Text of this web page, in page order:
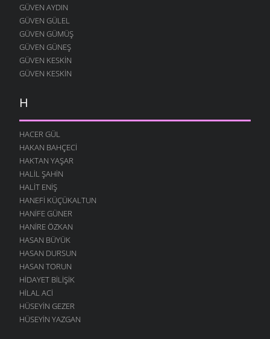
GÜVEN AYDIN
GÜVEN GÜLEL
GÜVEN GÜMÜŞ
GÜVEN GÜNEŞ
GÜVEN KESKIN
GÜVEN KESKIN
H
HACER GÜL
HAKAN BAHÇECI
HAKTAN YAŞAR
HALIL ŞAHIN
HALIT ENIŞ
HANEFI KÜÇÜKALTUN
HANIFE GÜNER
HANIRE ÖZKAN
HASAN BÜYÜK
HASAN DURSUN
HASAN TORUN
HIDAYET BILIŞIK
HILAL ACI
HÜSEYIN GEZER
HÜSEYIN YAZGAN